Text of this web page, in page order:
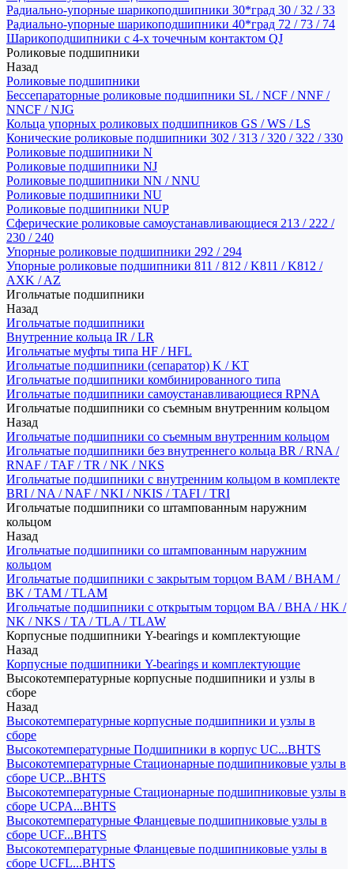
Радиально-упорные шарикоподшипники 30*град 30 / 32 / 33
Радиально-упорные шарикоподшипники 40*град 72 / 73 / 74
Шарикоподшипники с 4-х точечным контактом QJ
Роликовые подшипники
Назад
Роликовые подшипники
Бессепараторные роликовые подшипники SL / NCF / NNF /
NNCF / NJG
Кольца упорных роликовых подшипников GS / WS / LS
Конические роликовые подшипники 302 / 313 / 320 / 322 / 330
Роликовые подшипники N
Роликовые подшипники NJ
Роликовые подшипники NN / NNU
Роликовые подшипники NU
Роликовые подшипники NUP
Сферические роликовые самоустанавливающиеся 213 / 222 /
230 / 240
Упорные роликовые подшипники 292 / 294
Упорные роликовые подшипники 811 / 812 / K811 / K812 /
AXK / AZ
Игольчатые подшипники
Назад
Игольчатые подшипники
Внутренние кольца IR / LR
Игольчатые муфты типа HF / HFL
Игольчатые подшипники (сепаратор) K / KT
Игольчатые подшипники комбинированного типа
Игольчатые подшипники самоустанавливающиеся RPNA
Игольчатые подшипники со съемным внутренним кольцом
Назад
Игольчатые подшипники со съемным внутренним кольцом
Игольчатые подшипники без внутреннего кольца BR / RNA /
RNAF / TAF / TR / NK / NKS
Игольчатые подшипники с внутренним кольцом в комплекте
BRI / NA / NAF / NKI / NKIS / TAFI / TRI
Игольчатые подшипники со штампованным наружним
кольцом
Назад
Игольчатые подшипники со штампованным наружним
кольцом
Игольчатые подшипники с закрытым торцом BAM / BHAM /
BK / TAM / TLAM
Игольчатые подшипники с открытым торцом BA / BHA / HK /
NK / NKS / TA / TLA / TLAW
Корпусные подшипники Y-bearings и комплектующие
Назад
Корпусные подшипники Y-bearings и комплектующие
Высокотемпературные корпусные подшипники и узлы в
сборе
Назад
Высокотемпературные корпусные подшипники и узлы в
сборе
Высокотемпературные Подшипники в корпус UC...BHTS
Высокотемпературные Стационарные подшипниковые узлы в
сборе UCP...BHTS
Высокотемпературные Стационарные подшипниковые узлы в
сборе UCPA...BHTS
Высокотемпературные Фланцевые подшипниковые узлы в
сборе UCF...BHTS
Высокотемпературные Фланцевые подшипниковые узлы в
сборе UCFL...BHTS